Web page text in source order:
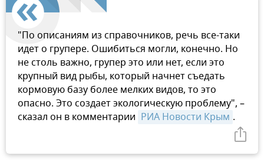
"По описаниям из справочников, речь все-таки
идет о групере. Ошибиться могли, конечно. Но
не столь важно, групер это или нет, если это
крупный вид рыбы, который начнет съедать
кормовую базу более мелких видов, то это
опасно. Это создает экологическую проблему", –
сказал он в комментарии РИА Новости Крым .